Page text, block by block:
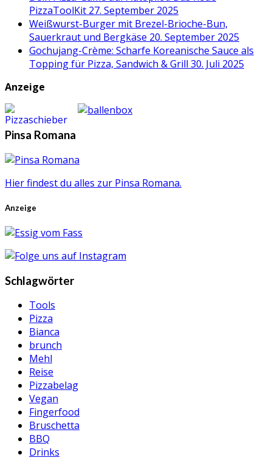
PizzaToolKit 27. September 2025
Weißwurst-Burger mit Brezel-Brioche-Bun,
Sauerkraut und Bergkäse 20. September 2025
Gochujang-Crème: Scharfe Koreanische Sauce als
Topping für Pizza, Sandwich & Grill 30. Juli 2025
Anzeige
Pinsa Romana
Hier findest du alles zur Pinsa Romana.
Anzeige
Schlagwörter
Tools
Pizza
Bianca
brunch
Mehl
Reise
Pizzabelag
Vegan
Fingerfood
Bruschetta
BBQ
Drinks